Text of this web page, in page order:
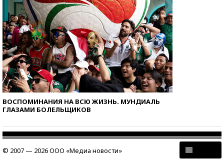
ВОСПОМИНАНИЯ НА ВСЮ ЖИЗНЬ. МУНДИАЛЬ
ГЛАЗАМИ БОЛЕЛЬЩИКОВ
© 2007 — 2026 ООО «Медиа новости»